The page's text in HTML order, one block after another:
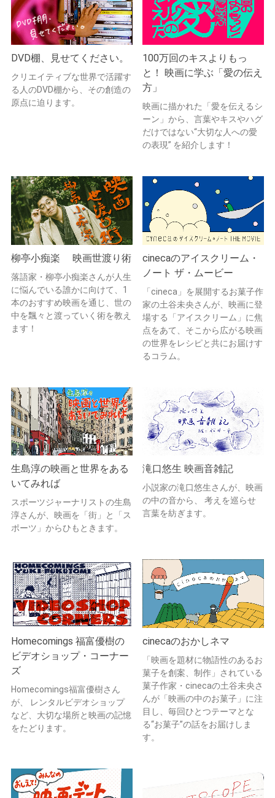
DVD棚、見せてください。
クリエイティブな世界で活躍す
る人のDVD棚から、その創造の
原点に迫ります。
100万回のキスよりもっ
と！ 映画に学ぶ「愛の伝え
方」
映画に描かれた「愛を伝えるシ
ーン」から、言葉やキスやハグ
だけではない“大切な人への愛
の表現” を紹介します！
柳亭小痴楽 映画世渡り術
落語家・柳亭小痴楽さんが人生
に悩んでいる誰かに向けて、1
本のおすすめ映画を通じ、世の
中を飄々と渡っていく術を教え
ます！
cinecaのアイスクリーム・
ノート ザ・ムービー
「cineca」を展開するお菓子作
家の土谷未央さんが、映画に登
場する「アイスクリーム」に焦
点をあて、そこから広がる映画
の世界をレシピと共にお届けす
るコラム。
生島淳の映画と世界をある
いてみれば
スポーツジャーナリストの生島
淳さんが、映画を「街」と「ス
ポーツ」からひもときます。
滝口悠生 映画音雑記
小説家の滝口悠生さんが、映画
の中の音から、 考えを巡らせ
言葉を紡ぎます。
Homecomings 福富優樹の
ビデオショップ・コーナー
ズ
Homecomings福富優樹さん
が、 レンタルビデオショップ
など、大切な場所と映画の記憶
をたどります。
cinecaのおかしネマ
「映画を題材に物語性のあるお
菓子を創案、制作」されている
菓子作家・cinecaの土谷未央さ
んが「映画の中のお菓子」に注
目し、毎回ひとつテーマとな
る“お菓子”の話をお届けしま
す。